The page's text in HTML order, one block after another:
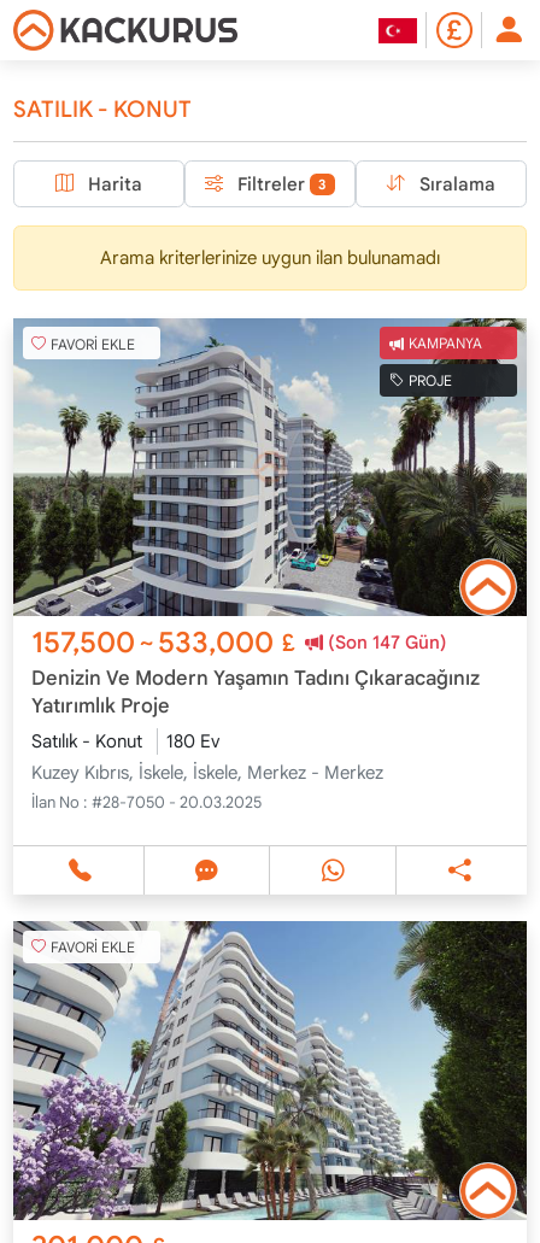
SATILIK - KONUT
Harita Filtreler 3 Sıralama
Arama kriterlerinize uygun ilan bulunamadı
FAVORİ EKLE KAMPANYA
PROJE
157,500~533,000 £ (Son 147 Gün)
Denizin Ve Modern Yaşamın Tadını Çıkaracağınız
Yatırımlık Proje
Satılık - Konut
180 Ev
Kuzey Kıbrıs, İskele, İskele, Merkez - Merkez
İlan No : #28-7050 - 20.03.2025
FAVORİ EKLE